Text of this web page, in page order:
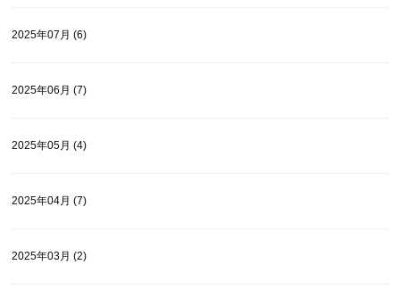
2025年07月 (6)
2025年06月 (7)
2025年05月 (4)
2025年04月 (7)
2025年03月 (2)